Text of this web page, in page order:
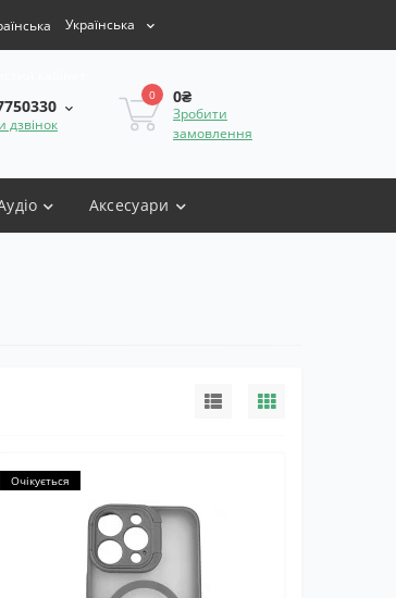
Українська
дзвінок
0 0₴
Зробити
замовлення
Аксесуари
Очікується